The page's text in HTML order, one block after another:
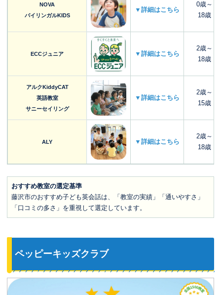
NOVA
バイリンガルKIDS
▼詳細はこちら
0歳～
18歳
ECCジュニア ▼詳細はこちら
2歳～
18歳
アルクKiddyCAT
英語教室
サニーセイリング
▼詳細はこちら
2歳～
15歳
ALY ▼詳細はこちら
2歳～
18歳
おすすめ教室の選定基準
藤沢市のおすすめ子ども英会話は、「教室の実績」「通いやすさ」
「口コミの多さ」を重視して選定しています。
ペッピーキッズクラブ